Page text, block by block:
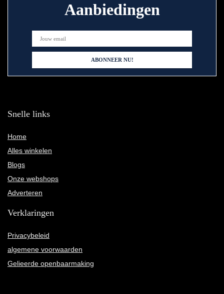
Aanbiedingen
Snelle links
Home
Alles winkelen
Blogs
Onze webshops
Adverteren
Verklaringen
Privacybeleid
algemene voorwaarden
Gelieerde openbaarmaking